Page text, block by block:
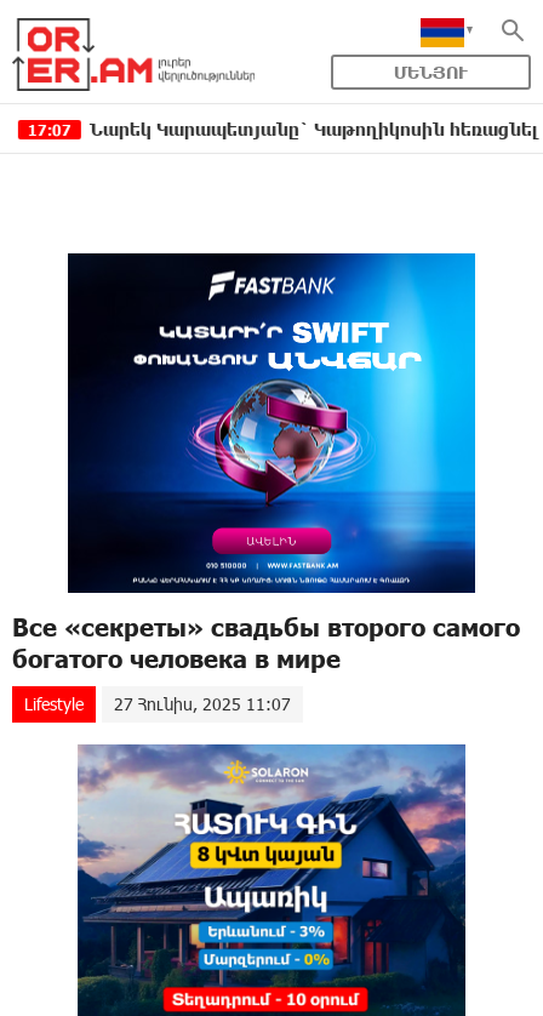
ՄԵՆՅՈՒ
Կարապետյանը` Կաթողիկոսին հեռացնել փորձելու
Все «секреты» свадьбы второго самого
богатого человека в мире
Lifestyle 27 Հունիս, 2025 11:07